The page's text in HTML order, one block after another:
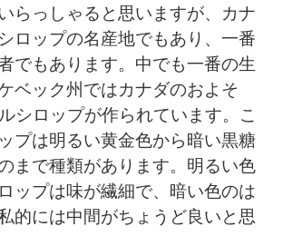
らっしゃると思いますが、カナ
ロップの名産地でもあり、一番
でもあります。中でも一番の生
ベック州ではカナダのおよそ
シロップが作られています。こ
プは明るい黄金色から暗い黒糖
まで種類があります。明るい色
ップは味が繊細で、暗い色のは
的には中間がちょうど良いと思